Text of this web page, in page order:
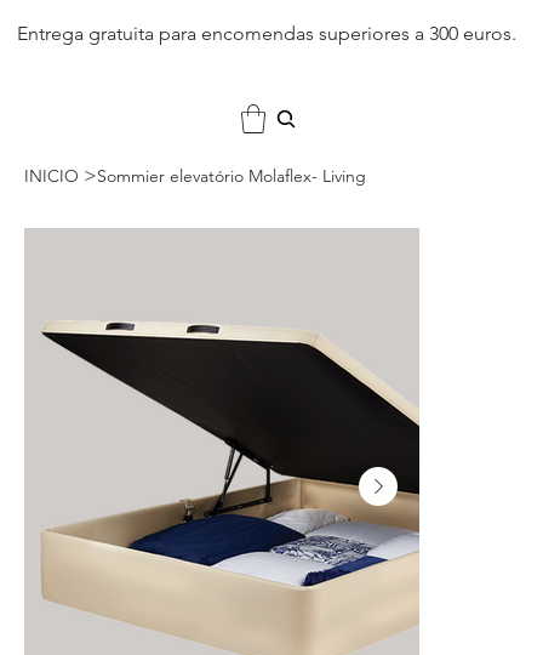
Entrega gratuita para encomendas superiores a 300 euros.
INICIO >Sommier elevatório Molaflex- Living